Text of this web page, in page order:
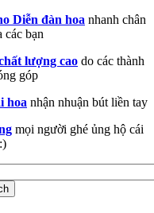
Diễn đàn hoa nhanh chân
các bạn
lượng cao do các thành
góp
hoa nhận nhuận bút liền tay
mọi người ghé ủng hộ cái